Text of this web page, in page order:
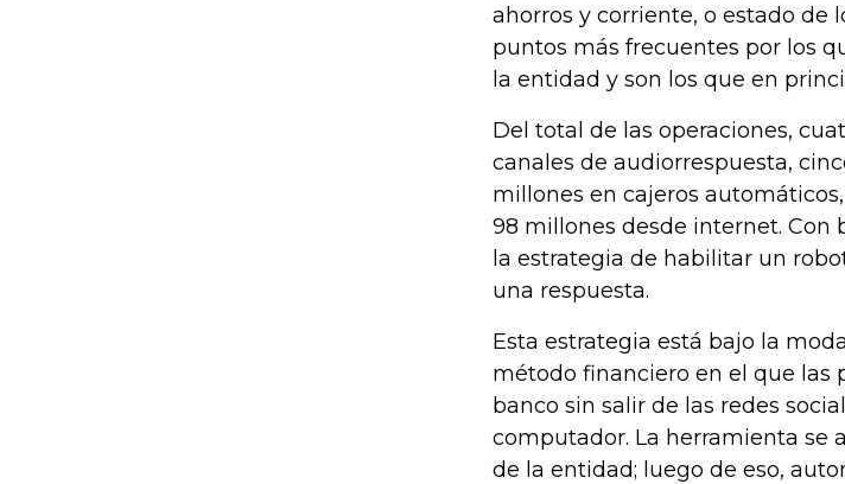
ahorros y corriente, o estado de
puntos más frecuentes por los
la entidad y son los que en
Del total de las operaciones,
canales de audiorrespuesta,
millones en cajeros
98 millones desde internet. Con
la estrategia de habilitar un
una respuesta.
Esta estrategia está bajo la
método financiero en el que las
banco sin salir de las redes
computador. La herramienta se
de la entidad; luego de eso,